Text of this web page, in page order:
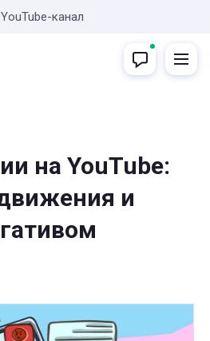
канал
на YouTube:
и